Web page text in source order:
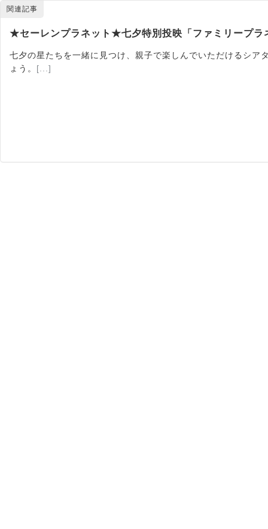
関連記事
★セーレンプラネット★七夕特別投映「ファミリープラ
七夕の星たちを一緒に見つけ、親子で楽しんでいただけるシア
ょう。 [...]